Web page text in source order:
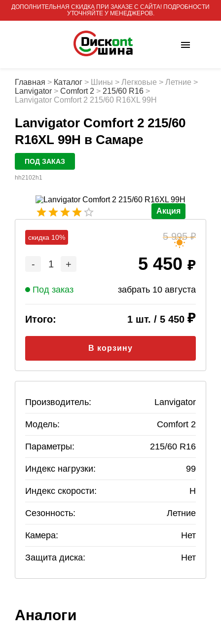
ДОПОЛНИТЕЛЬНАЯ СКИДКА ПРИ ЗАКАЗЕ С САЙТА! ПОДРОБНОСТИ
УТОЧНЯЙТЕ У МЕНЕДЖЕРОВ.
Главная > Каталог > Шины > Легковые > Летние >
Lanvigator > Comfort 2 > 215/60 R16 >
Lanvigator Comfort 2 215/60 R16XL 99H
Lanvigator Comfort 2 215/60
R16XL 99H в Самаре
ПОД ЗАКАЗ
hh2102h1
Акция
скидка 10% 5 995
- 1 + 5 450
Под заказ забрать 10 августа
Итого: 1 шт. / 5 450
В корзину
Производитель: Lanvigator
Модель: Comfort 2
Параметры: 215/60 R16
Индекс нагрузки: 99
Индекс скорости: H
Сезонность: Летние
Камера: Нет
Защита диска: Нет
Аналоги